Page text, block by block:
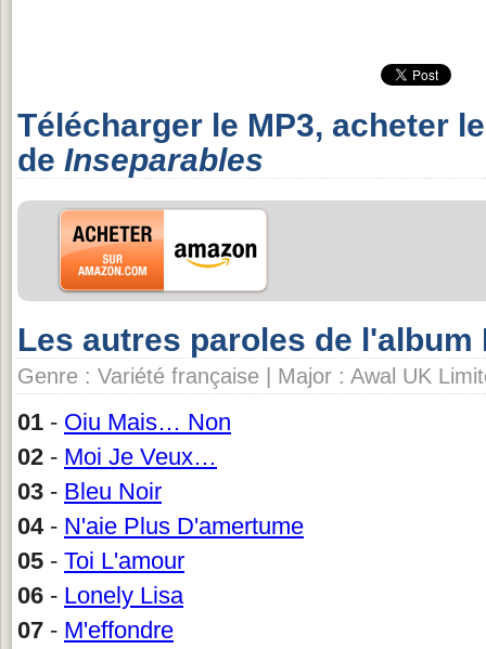
Télécharger le MP3, acheter
de Inseparables
Les autres paroles de l'album
Genre : Variété française | Major : Awal UK
01 - Oiu Mais… Non
02 - Moi Je Veux…
03 - Bleu Noir
04- N'aie Plus D'amertume
05 - Toi L'amour
06 - Lonely Lisa
07 - M'effondre